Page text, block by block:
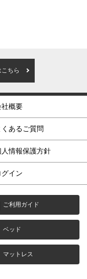
ちら
社概要
くあるご質問
人情報保護方針
グイン
ご利用ガイド
ベッド
マットレス